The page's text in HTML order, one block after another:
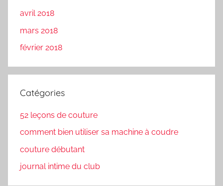
avril 2018
mars 2018
février 2018
Catégories
52 leçons de couture
comment bien utiliser sa machine à coudre
couture débutant
journal intime du club